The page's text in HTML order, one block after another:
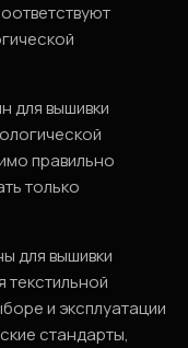
для вышивки
правильно
только
для вышивки
и эксплуатации
стандарты,